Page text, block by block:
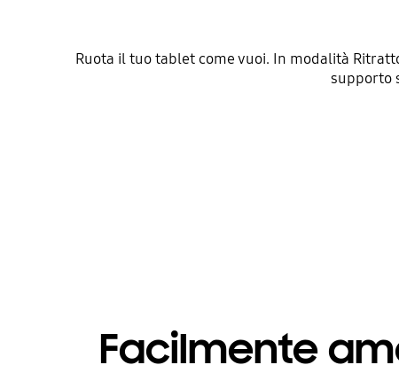
Ruota il tuo tablet come vuoi. In modalità
supporto
Facilmente